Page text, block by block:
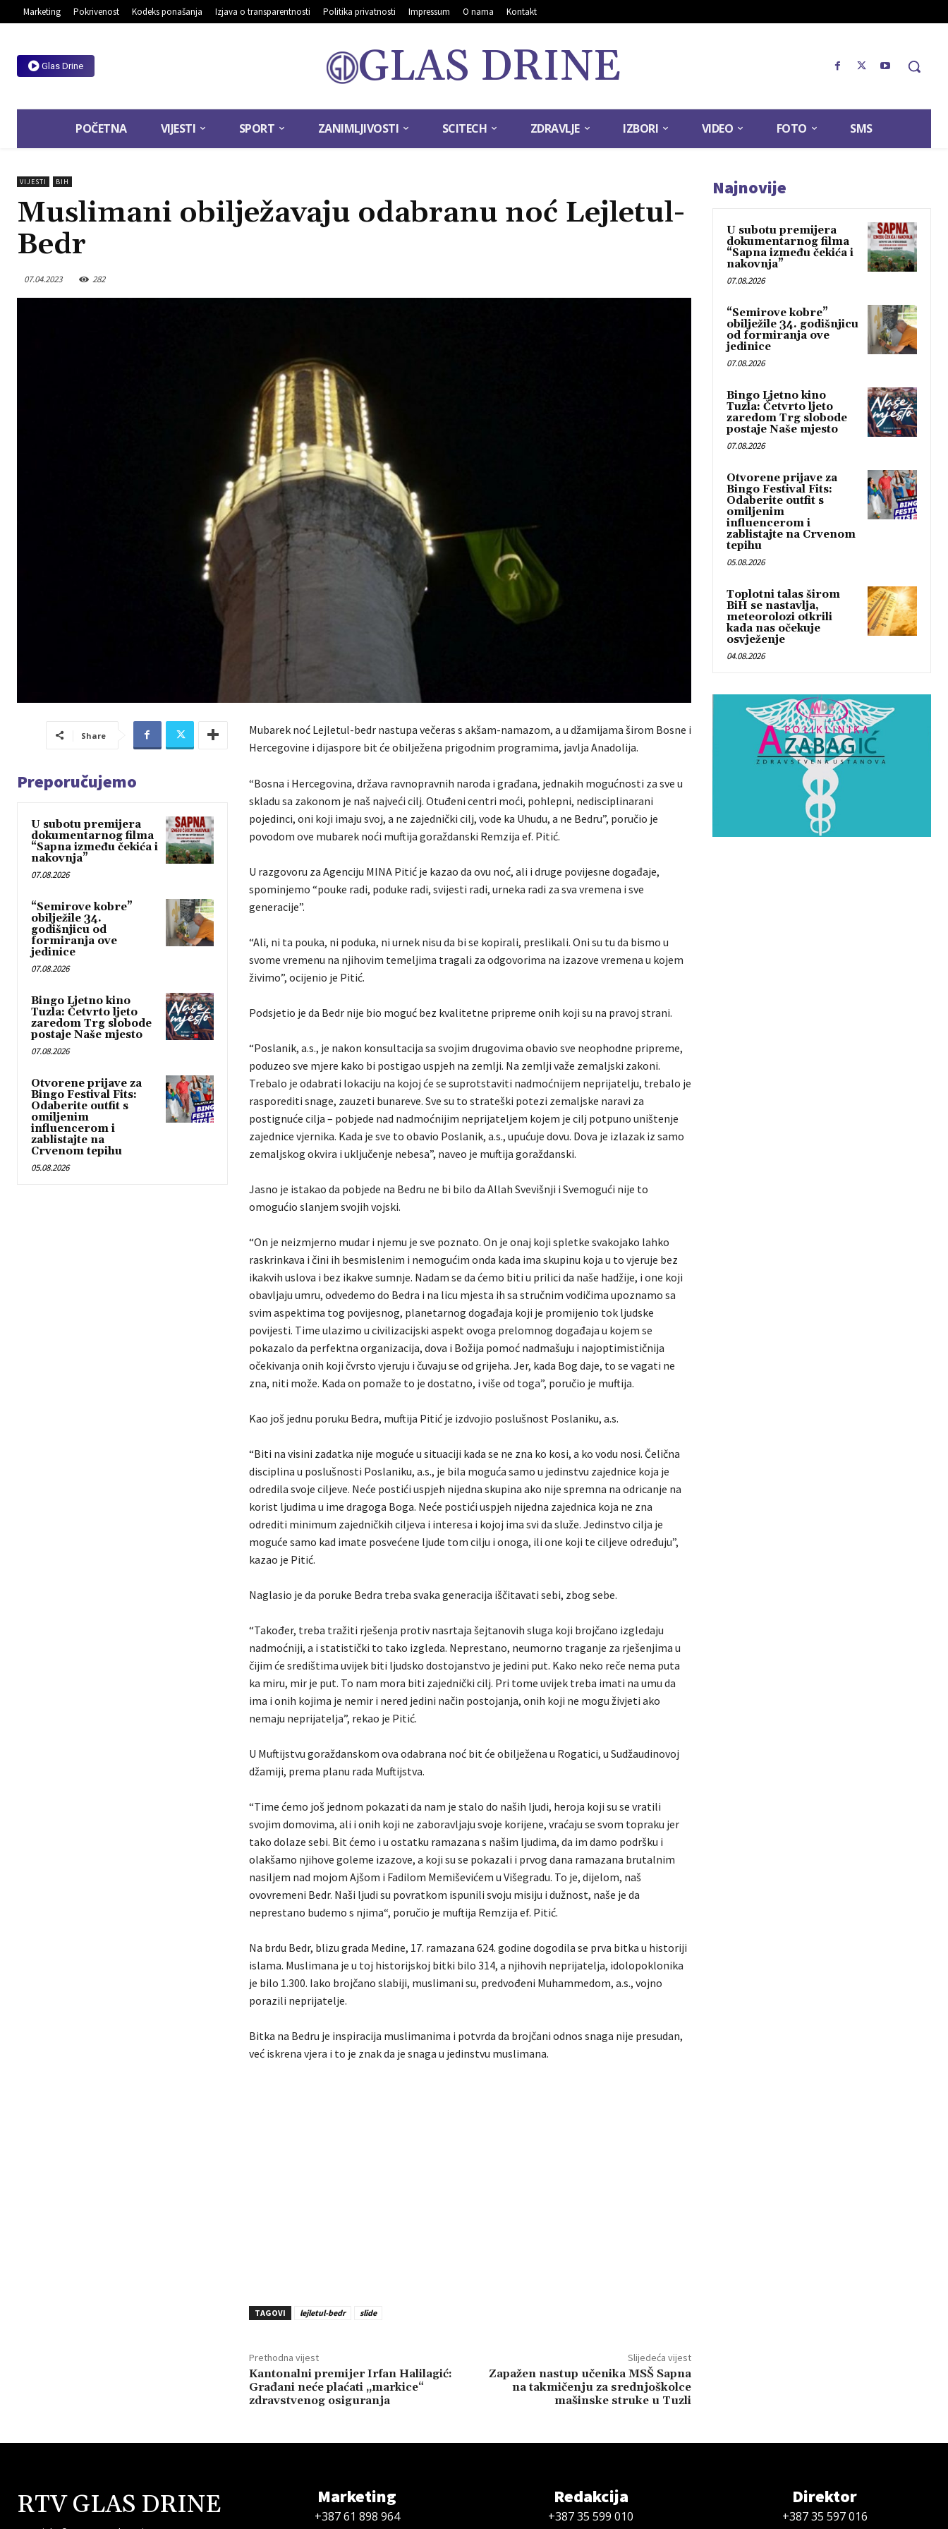
Marketing Pokrivenost Kodeks ponašanja Izjava o transparentnosti Politika privatnosti Impressum O nama Kontakt
Glas Drine GLAS DRINE
POČETNA VIJESTI SPORT ZANIMLJIVOSTI SCITECH ZDRAVLJE IZBORI VIDEO FOTO SMS
VIJESTI BIH
Muslimani obilježavaju odabranu noć Lejletul-
Bedr
07.04.2023 282
Share
Preporučujemo
U subotu premijera
dokumentarnog filma
“Sapna između čekića i
nakovnja”
07.08.2026
“Semirove kobre”
obilježile 34.
godišnjicu od
formiranja ove
jedinice
07.08.2026
Bingo Ljetno kino
Tuzla: Četvrto ljeto
zaredom Trg slobode
postaje Naše mjesto
07.08.2026
Otvorene prijave za
Bingo Festival Fits:
Odaberite outfit s
omiljenim
influencerom i
zablistajte na
Crvenom tepihu
05.08.2026
Mubarek noć Lejletul-bedr nastupa večeras s akšam-namazom, a u džamijama širom Bosne i
Hercegovine i dijaspore bit će obilježena prigodnim programima, javlja Anadolija.
“Bosna i Hercegovina, država ravnopravnih naroda i građana, jednakih mogućnosti za sve u
skladu sa zakonom je naš najveći cilj. Otuđeni centri moći, pohlepni, nedisciplinarani
pojedinci, oni koji imaju svoj, a ne zajednički cilj, vode ka Uhudu, a ne Bedru”, poručio je
povodom ove mubarek noći muftija goraždanski Remzija ef. Pitić.
U razgovoru za Agenciju MINA Pitić je kazao da ovu noć, ali i druge povijesne događaje,
spominjemo “pouke radi, poduke radi, svijesti radi, urneka radi za sva vremena i sve
generacije”.
“Ali, ni ta pouka, ni poduka, ni urnek nisu da bi se kopirali, preslikali. Oni su tu da bismo u
svome vremenu na njihovim temeljima tragali za odgovorima na izazove vremena u kojem
živimo”, ocijenio je Pitić.
Podsjetio je da Bedr nije bio moguć bez kvalitetne pripreme onih koji su na pravoj strani.
“Poslanik, a.s., je nakon konsultacija sa svojim drugovima obavio sve neophodne pripreme,
poduzeo sve mjere kako bi postigao uspjeh na zemlji. Na zemlji važe zemaljski zakoni.
Trebalo je odabrati lokaciju na kojoj će se suprotstaviti nadmoćnijem neprijatelju, trebalo je
rasporediti snage, zauzeti bunareve. Sve su to strateški potezi zemaljske naravi za
postignuće cilja – pobjede nad nadmoćnijim neprijateljem kojem je cilj potpuno uništenje
zajednice vjernika. Kada je sve to obavio Poslanik, a.s., upućuje dovu. Dova je izlazak iz samo
zemaljskog okvira i uključenje nebesa”, naveo je muftija goraždanski.
Jasno je istakao da pobjede na Bedru ne bi bilo da Allah Svevišnji i Svemogući nije to
omogućio slanjem svojih vojski.
“On je neizmjerno mudar i njemu je sve poznato. On je onaj koji spletke svakojako lahko
raskrinkava i čini ih besmislenim i nemogućim onda kada ima skupinu koja u to vjeruje bez
ikakvih uslova i bez ikakve sumnje. Nadam se da ćemo biti u prilici da naše hadžije, i one koji
obavljaju umru, odvedemo do Bedra i na licu mjesta ih sa stručnim vodičima upoznamo sa
svim aspektima tog povijesnog, planetarnog događaja koji je promijenio tok ljudske
povijesti. Time ulazimo u civilizacijski aspekt ovoga prelomnog događaja u kojem se
pokazalo da perfektna organizacija, dova i Božija pomoć nadmašuju i najoptimističnija
očekivanja onih koji čvrsto vjeruju i čuvaju se od grijeha. Jer, kada Bog daje, to se vagati ne
zna, niti može. Kada on pomaže to je dostatno, i više od toga”, poručio je muftija.
Kao još jednu poruku Bedra, muftija Pitić je izdvojio poslušnost Poslaniku, a.s.
“Biti na visini zadatka nije moguće u situaciji kada se ne zna ko kosi, a ko vodu nosi. Čelična
disciplina u poslušnosti Poslaniku, a.s., je bila moguća samo u jedinstvu zajednice koja je
odredila svoje ciljeve. Neće postići uspjeh nijedna skupina ako nije spremna na odricanje na
korist ljudima u ime dragoga Boga. Neće postići uspjeh nijedna zajednica koja ne zna
odrediti minimum zajedničkih ciljeva i interesa i kojoj ima svi da služe. Jedinstvo cilja je
moguće samo kad imate posvećene ljude tom cilju i onoga, ili one koji te ciljeve određuju”,
kazao je Pitić.
Naglasio je da poruke Bedra treba svaka generacija iščitavati sebi, zbog sebe.
“Također, treba tražiti rješenja protiv nasrtaja šejtanovih sluga koji brojčano izgledaju
nadmoćniji, a i statistički to tako izgleda. Neprestano, neumorno traganje za rješenjima u
čijim će središtima uvijek biti ljudsko dostojanstvo je jedini put. Kako neko reče nema puta
ka miru, mir je put. To nam mora biti zajednički cilj. Pri tome uvijek treba imati na umu da
ima i onih kojima je nemir i nered jedini način postojanja, onih koji ne mogu živjeti ako
nemaju neprijatelja”, rekao je Pitić.
U Muftijstvu goraždanskom ova odabrana noć bit će obilježena u Rogatici, u Sudžaudinovoj
džamiji, prema planu rada Muftijstva.
“Time ćemo još jednom pokazati da nam je stalo do naših ljudi, heroja koji su se vratili
svojim domovima, ali i onih koji ne zaboravljaju svoje korijene, vraćaju se svom topraku jer
tako dolaze sebi. Bit ćemo i u ostatku ramazana s našim ljudima, da im damo podršku i
olakšamo njihove goleme izazove, a koji su se pokazali i prvog dana ramazana brutalnim
nasiljem nad mojom Ajšom i Fadilom Memiševićem u Višegradu. To je, dijelom, naš
ovovremeni Bedr. Naši ljudi su povratkom ispunili svoju misiju i dužnost, naše je da
neprestano budemo s njima“, poručio je muftija Remzija ef. Pitić.
Na brdu Bedr, blizu grada Medine, 17. ramazana 624. godine dogodila se prva bitka u historiji
islama. Muslimana je u toj historijskoj bitki bilo 314, a njihovih neprijatelja, idolopoklonika
je bilo 1.300. Iako brojčano slabiji, muslimani su, predvođeni Muhammedom, a.s., vojno
porazili neprijatelje.
Bitka na Bedru je inspiracija muslimanima i potvrda da brojčani odnos snaga nije presudan,
već iskrena vjera i to je znak da je snaga u jedinstvu muslimana.
TAGOVI lejletul-bedr slide
Prethodna vijest
Kantonalni premijer Irfan Halilagić:
Građani neće plaćati „markice“
zdravstvenog osiguranja
Slijedeća vijest
Zapažen nastup učenika MSŠ Sapna
na takmičenju za srednjoškolce
mašinske struke u Tuzli
Najnovije
U subotu premijera
dokumentarnog filma
“Sapna između čekića i
nakovnja”
07.08.2026
“Semirove kobre”
obilježile 34. godišnjicu
od formiranja ove
jedinice
07.08.2026
Bingo Ljetno kino
Tuzla: Četvrto ljeto
zaredom Trg slobode
postaje Naše mjesto
07.08.2026
Otvorene prijave za
Bingo Festival Fits:
Odaberite outfit s
omiljenim
influencerom i
zablistajte na Crvenom
tepihu
05.08.2026
Toplotni talas širom
BiH se nastavlja,
meteorolozi otkrili
kada nas očekuje
osvježenje
04.08.2026
RTV GLAS DRINE Marketing
+387 61 898 964
Redakcija
+387 35 599 010
Direktor
+387 35 597 016